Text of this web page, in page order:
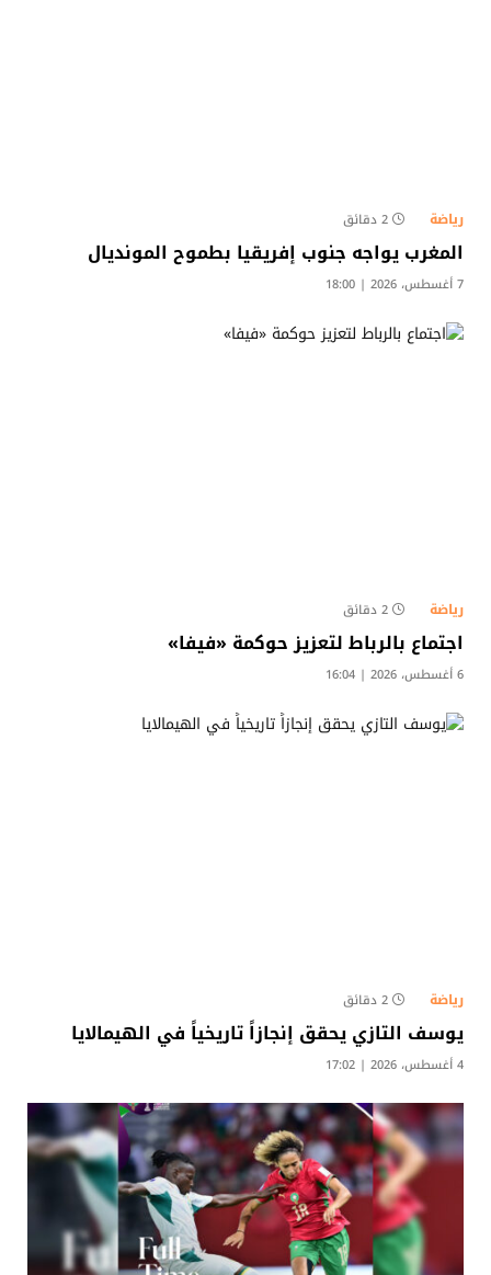
رياضة 2 دقائق
المغرب يواجه جنوب إفريقيا بطموح المونديال
7 أغسطس، 2026 | 18:00
رياضة 2 دقائق
اجتماع بالرباط لتعزيز حوكمة «فيفا»
6 أغسطس، 2026 | 16:04
رياضة 2 دقائق
يوسف التازي يحقق إنجازاً تاريخياً في الهيمالايا
4 أغسطس، 2026 | 17:02